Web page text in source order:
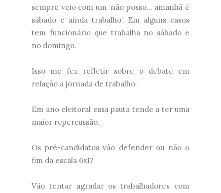
sempre veio com um ‘não posso... amanhã é
sábado e ainda trabalho’. Em alguns casos
tem funcionário que trabalha no sábado e
no domingo.
Isso me fez refletir sobre o debate em
relação a jornada de trabalho.
Em ano eleitoral essa pauta tende a ter uma
maior repercussão.
Os pré-candidatos vão defender ou não o
fim da escala 6x1?
Vão tentar agradar os trabalhadores com